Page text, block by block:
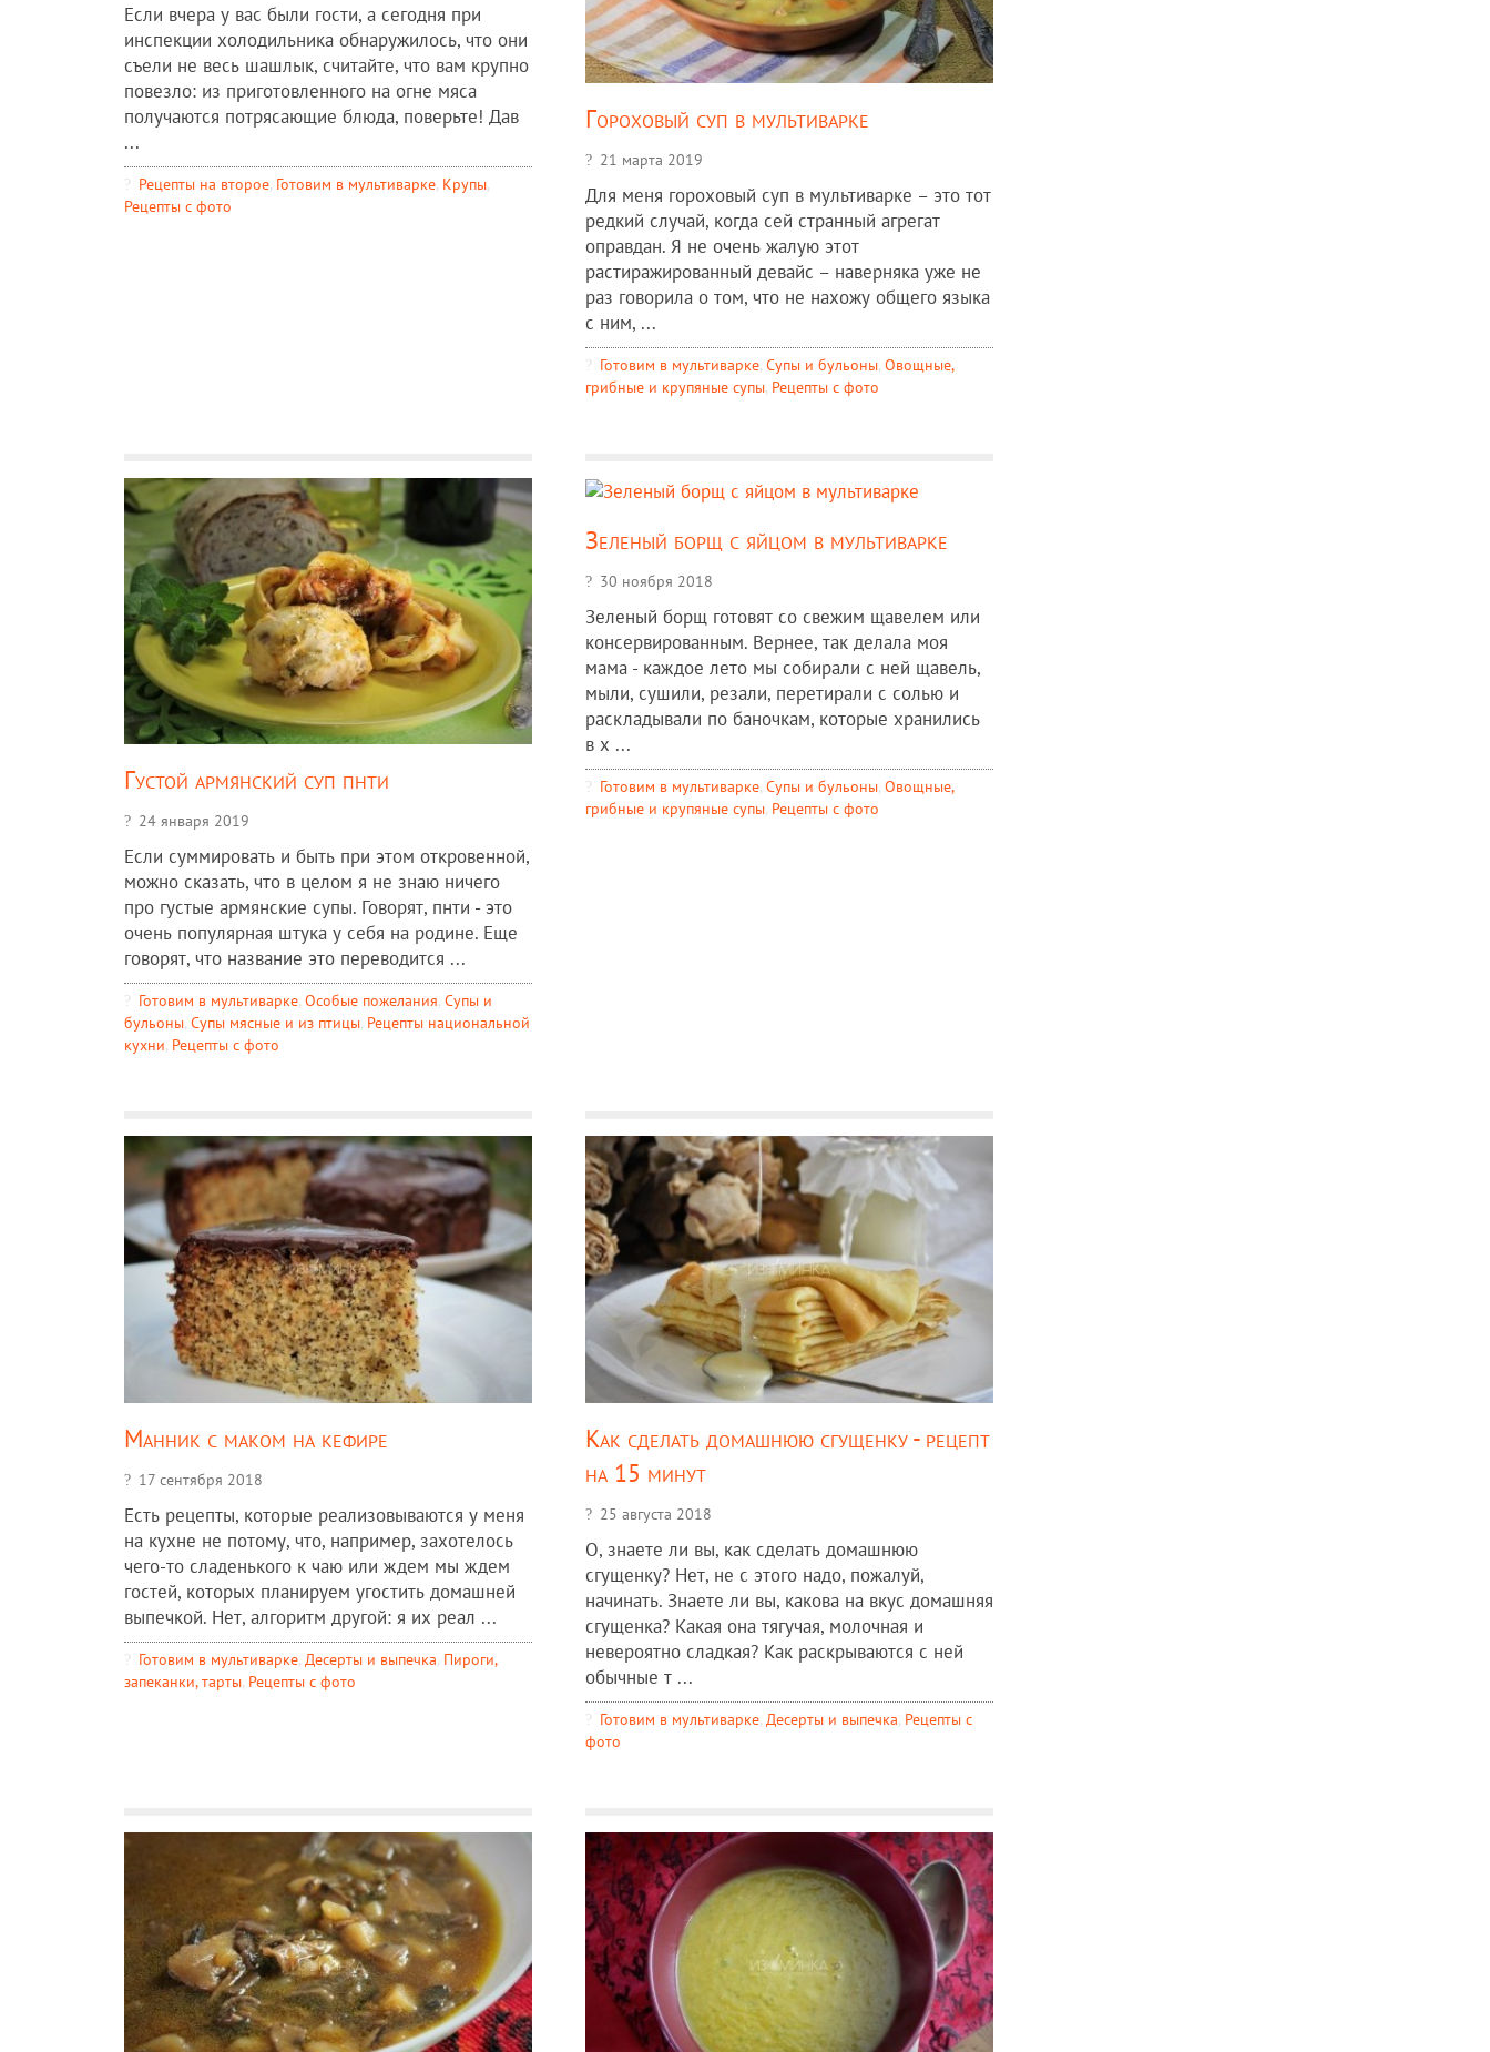
Если вчера у вас были гости, а сегодня при
инспекции холодильника обнаружилось, что они
съели не весь шашлык, считайте, что вам крупно
повезло: из приготовленного на огне мяса
получаются потрясающие блюда, поверьте! Дав
...
Рецепты на второе, Готовим в мультиварке, Крупы,
Рецепты c фото
Гороховый суп в мультиварке
21 марта 2019
Для меня гороховый суп в мультиварке – это тот
редкий случай, когда сей странный агрегат
оправдан. Я не очень жалую этот
растиражированный девайс – наверняка уже не
раз говорила о том, что не нахожу общего языка
с ним, ...
Готовим в мультиварке, Супы и бульоны, Овощные,
грибные и крупяные супы, Рецепты c фото
Густой армянский суп пнти
24 января 2019
Если суммировать и быть при этом откровенной,
можно сказать, что в целом я не знаю ничего
про густые армянские супы. Говорят, пнти - это
очень популярная штука у себя на родине. Еще
говорят, что название это переводится ...
Готовим в мультиварке, Особые пожелания, Супы и
бульоны, Супы мясные и из птицы, Рецепты национальной
кухни, Рецепты c фото
Зеленый борщ с яйцом в мультиварке
30 ноября 2018
Зеленый борщ готовят со свежим щавелем или
консервированным. Вернее, так делала моя
мама - каждое лето мы собирали с ней щавель,
мыли, сушили, резали, перетирали с солью и
раскладывали по баночкам, которые хранились
в х ...
Готовим в мультиварке, Супы и бульоны, Овощные,
грибные и крупяные супы, Рецепты c фото
Манник с маком на кефире
17 сентября 2018
Есть рецепты, которые реализовываются у меня
на кухне не потому, что, например, захотелось
чего-то сладенького к чаю или ждем мы ждем
гостей, которых планируем угостить домашней
выпечкой. Нет, алгоритм другой: я их реал ...
Готовим в мультиварке, Десерты и выпечка, Пироги,
запеканки, тарты, Рецепты c фото
Как сделать домашнюю сгущенку - рецепт
на 15 минут
25 августа 2018
О, знаете ли вы, как сделать домашнюю
сгущенку? Нет, не с этого надо, пожалуй,
начинать. Знаете ли вы, какова на вкус домашняя
сгущенка? Какая она тягучая, молочная и
невероятно сладкая? Как раскрываются с ней
обычные т ...
Готовим в мультиварке, Десерты и выпечка, Рецепты c
фото